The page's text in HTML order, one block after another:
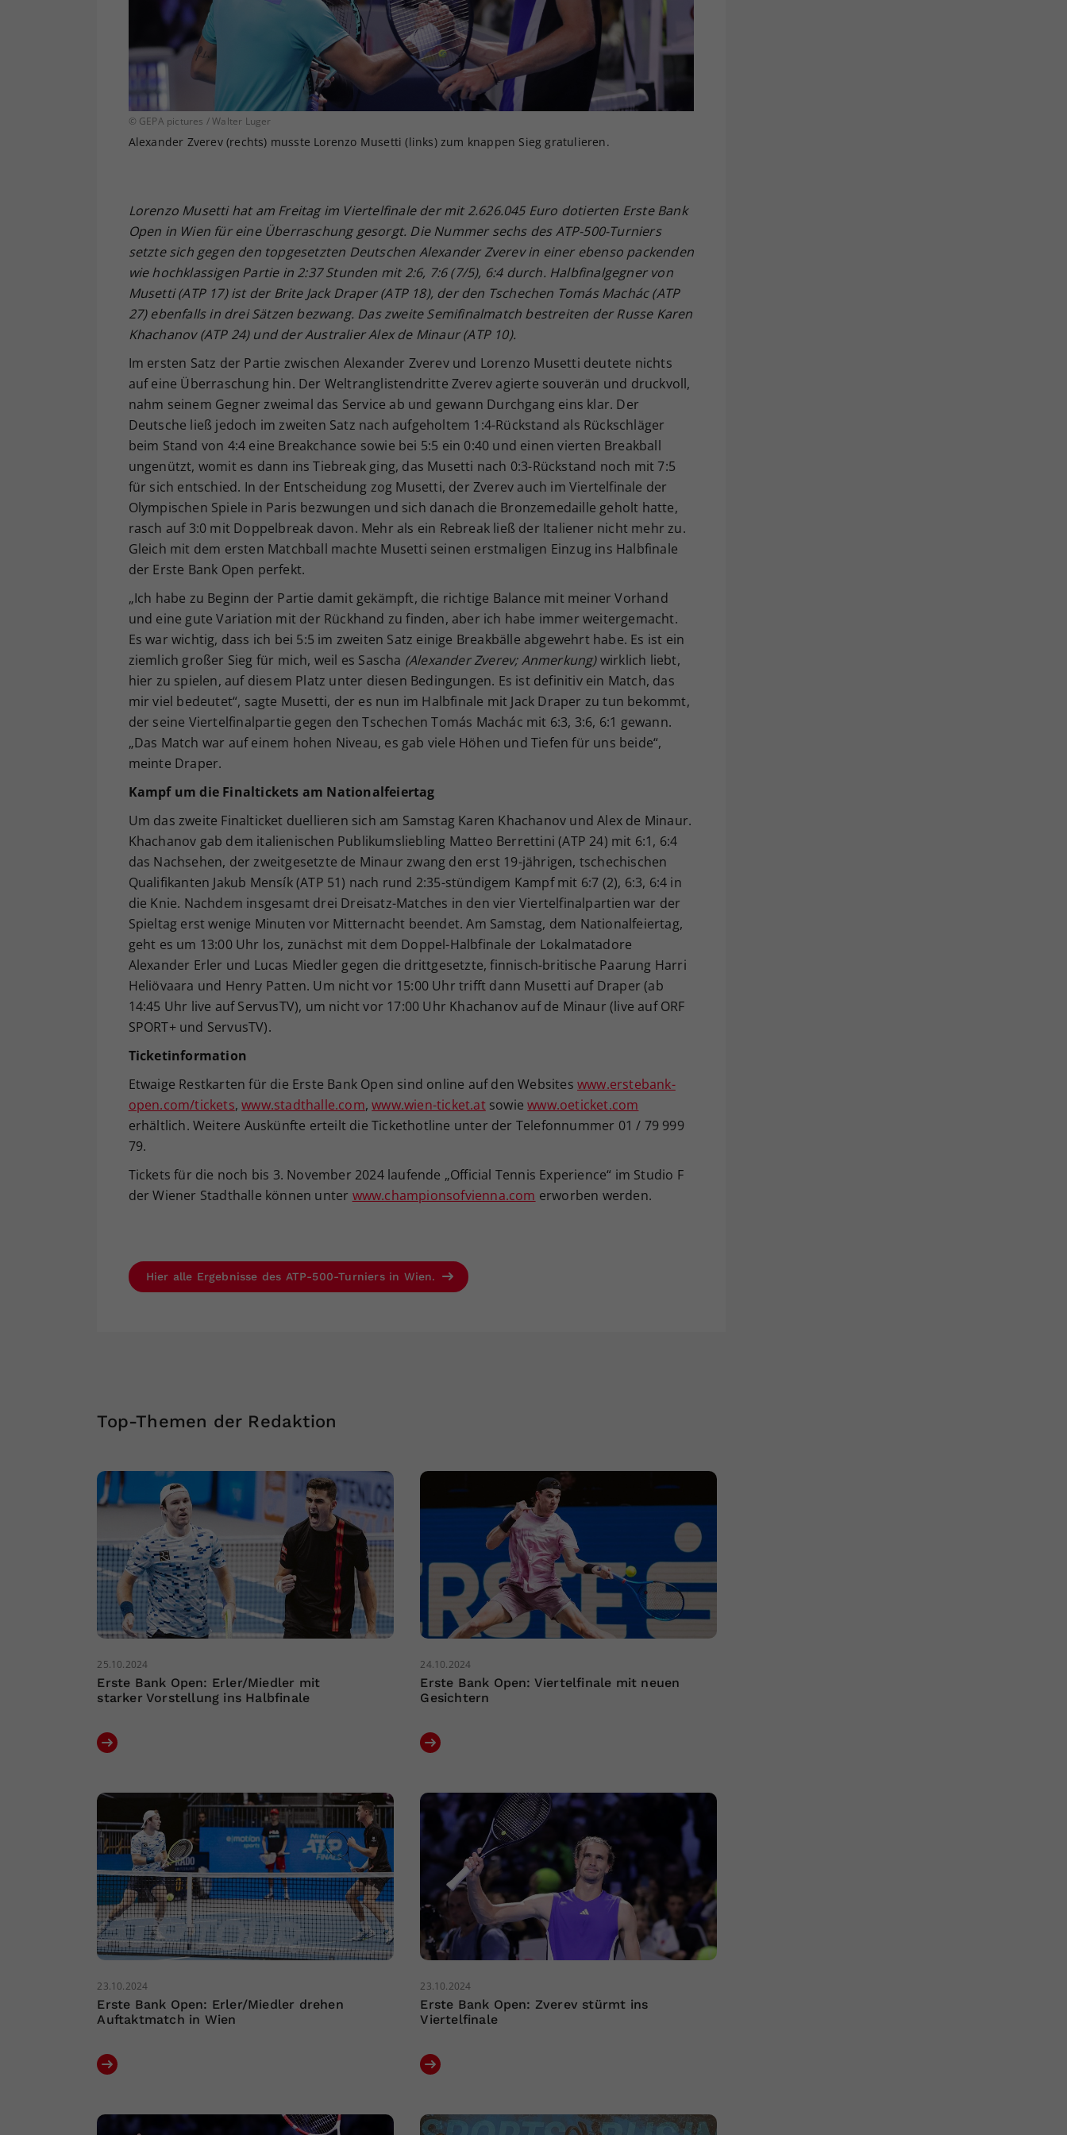
© GEPA pictures / Walter Luger
Alexander Zverev (rechts) musste Lorenzo Musetti (links) zum knappen Sieg gratulieren.
Lorenzo Musetti hat am Freitag im Viertelfinale der mit 2.626.045 Euro dotierten Erste Bank
Open in Wien für eine Überraschung gesorgt. Die Nummer sechs des ATP-500-Turniers
setzte sich gegen den topgesetzten Deutschen Alexander Zverev in einer ebenso packenden
wie hochklassigen Partie in 2:37 Stunden mit 2:6, 7:6 (7/5), 6:4 durch. Halbfinalgegner von
Musetti (ATP 17) ist der Brite Jack Draper (ATP 18), der den Tschechen Tomás Machác (ATP
27) ebenfalls in drei Sätzen bezwang. Das zweite Semifinalmatch bestreiten der Russe Karen
Khachanov (ATP 24) und der Australier Alex de Minaur (ATP 10).
Im ersten Satz der Partie zwischen Alexander Zverev und Lorenzo Musetti deutete nichts
auf eine Überraschung hin. Der Weltranglistendritte Zverev agierte souverän und druckvoll,
nahm seinem Gegner zweimal das Service ab und gewann Durchgang eins klar. Der
Deutsche ließ jedoch im zweiten Satz nach aufgeholtem 1:4-Rückstand als Rückschläger
beim Stand von 4:4 eine Breakchance sowie bei 5:5 ein 0:40 und einen vierten Breakball
ungenützt, womit es dann ins Tiebreak ging, das Musetti nach 0:3-Rückstand noch mit 7:5
für sich entschied. In der Entscheidung zog Musetti, der Zverev auch im Viertelfinale der
Olympischen Spiele in Paris bezwungen und sich danach die Bronzemedaille geholt hatte,
rasch auf 3:0 mit Doppelbreak davon. Mehr als ein Rebreak ließ der Italiener nicht mehr zu.
Gleich mit dem ersten Matchball machte Musetti seinen erstmaligen Einzug ins Halbfinale
der Erste Bank Open perfekt.
„Ich habe zu Beginn der Partie damit gekämpft, die richtige Balance mit meiner Vorhand
und eine gute Variation mit der Rückhand zu finden, aber ich habe immer weitergemacht.
Es war wichtig, dass ich bei 5:5 im zweiten Satz einige Breakbälle abgewehrt habe. Es ist ein
ziemlich großer Sieg für mich, weil es Sascha (Alexander Zverev; Anmerkung)wirklich liebt,
hier zu spielen, auf diesem Platz unter diesen Bedingungen. Es ist definitiv ein Match, das
mir viel bedeutet“, sagte Musetti, der es nun im Halbfinale mit Jack Draper zu tun bekommt,
der seine Viertelfinalpartie gegen den Tschechen Tomás Machác mit 6:3, 3:6, 6:1 gewann.
„Das Match war auf einem hohen Niveau, es gab viele Höhen und Tiefen für uns beide“,
meinte Draper.
Kampf um die Finaltickets am Nationalfeiertag
Um das zweite Finalticket duellieren sich am Samstag Karen Khachanov und Alex de Minaur.
Khachanov gab dem italienischen Publikumsliebling Matteo Berrettini (ATP 24) mit 6:1, 6:4
das Nachsehen, der zweitgesetzte de Minaur zwang den erst 19-jährigen, tschechischen
Qualifikanten Jakub Mensík (ATP 51) nach rund 2:35-stündigem Kampf mit 6:7 (2), 6:3, 6:4 in
die Knie. Nachdem insgesamt drei Dreisatz-Matches in den vier Viertelfinalpartien war der
Spieltag erst wenige Minuten vor Mitternacht beendet. Am Samstag, dem Nationalfeiertag,
geht es um 13:00 Uhr los, zunächst mit dem Doppel-Halbfinale der Lokalmatadore
Alexander Erler und Lucas Miedler gegen die drittgesetzte, finnisch-britische Paarung Harri
Heliövaara und Henry Patten. Um nicht vor 15:00 Uhr trifft dann Musetti auf Draper (ab
14:45 Uhr live auf ServusTV), um nicht vor 17:00 Uhr Khachanov auf de Minaur (live auf ORF
SPORT+ und ServusTV).
Ticketinformation
Etwaige Restkarten für die Erste Bank Open sind online auf den Websites www.erstebank-
open.com/tickets,www.stadthalle.com,www.wien-ticket.atsowiewww.oeticket.com
erhältlich. Weitere Auskünfte erteilt die Tickethotline unter der Telefonnummer 01 / 79 999
79.
Tickets für die noch bis 3. November 2024 laufende „Official Tennis Experience“ im Studio F
der Wiener Stadthalle können unter www.championsofvienna.com erworben werden.
Hier alle Ergebnisse des ATP-500-Turniers in Wien.
Top-Themen der Redaktion
25.10.2024
Erste Bank Open: Erler/Miedler mit
starker Vorstellung ins Halbfinale
24.10.2024
Erste Bank Open: Viertelfinale mit neuen
Gesichtern
23.10.2024
Erste Bank Open: Erler/Miedler drehen
Auftaktmatch in Wien
23.10.2024
Erste Bank Open: Zverev stürmt ins
Viertelfinale
Ihrer vorgenommen Einstellungen, falls der
Webseiten-Betreiber dies eingestellt hat.